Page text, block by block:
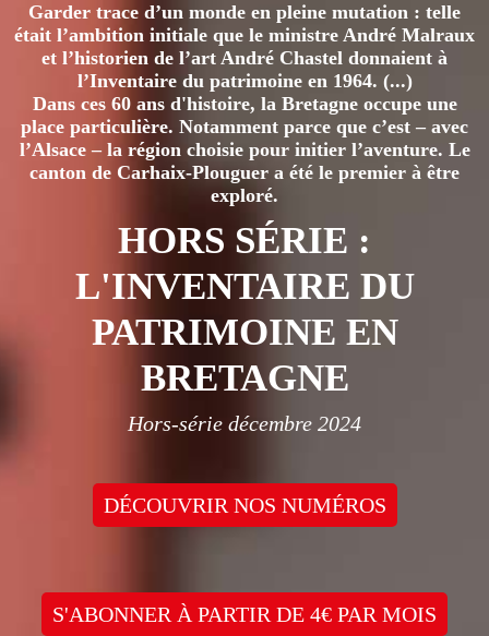
Garder trace d’un monde en pleine mutation : telle
était l’ambition initiale que le ministre André Malraux
et l’historien de l’art André Chastel donnaient à
l’Inventaire du patrimoine en 1964. (...)
Dans ces 60 ans d'histoire, la Bretagne occupe une
place particulière. Notamment parce que c’est – avec
l’Alsace – la région choisie pour initier l’aventure. Le
canton de Carhaix-Plouguer a été le premier à être
exploré.
HORS SÉRIE :
L'INVENTAIRE DU
PATRIMOINE EN
BRETAGNE
Hors-série décembre 2024
DÉCOUVRIR NOS NUMÉROS
S'ABONNER À PARTIR DE 4€ PAR MOIS